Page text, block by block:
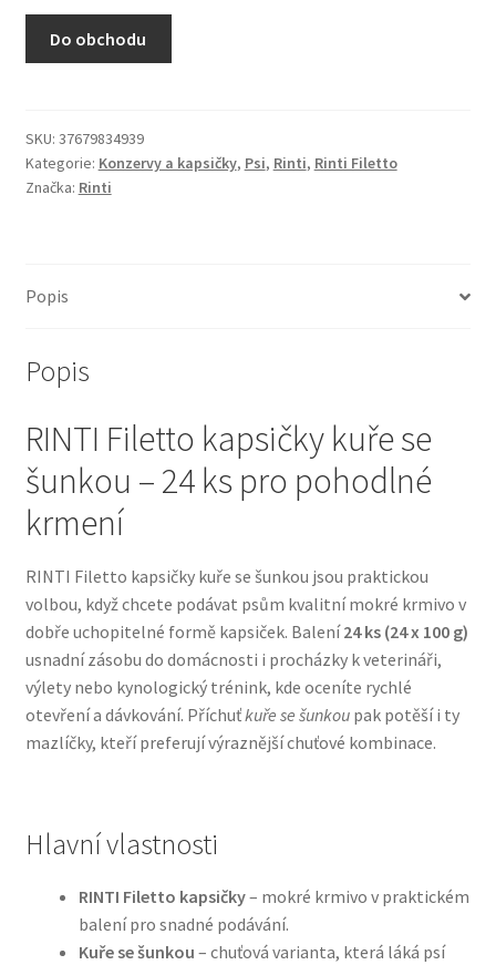
N&D Farmina pro kočky — Italské holistic krmivo
Pamlsky pro kočky
Purizon pro kočky
Veterinární dieta pro kočky
Vše pro psy — Krmivo, doplňky, vybavení
Boudy a výběhy
Brit pro psy
Granule pro psy
Natural Trainer pro psy — Italské krmivo s
přírodními složkami
Hračky pro psy
Do obchodu
SKU: 37679834939
Kategorie: Konzervy a kapsičky, Psi, Rinti, Rinti Filetto
Značka: Rinti
Popis
Popis
RINTI Filetto kapsičky kuře se
šunkou – 24 ks pro pohodlné
krmení
RINTI Filetto kapsičky kuře se šunkou jsou praktickou
volbou, když chcete podávat psům kvalitní mokré krmivo v
dobře uchopitelné formě kapsiček. Balení24 ks (24 x 100 g)
usnadní zásobu do domácnosti i procházky k veterináři,
výlety nebo kynologický trénink, kde oceníte rychlé
otevření a dávkování. Příchuťkuře se šunkoupak potěší i ty
mazlíčky, kteří preferují výraznější chuťové kombinace.
Hlavní vlastnosti
RINTI Filetto kapsičky– mokré krmivo v praktickém
balení pro snadné podávání.
Kuře se šunkou – chuťová varianta, která láká psí